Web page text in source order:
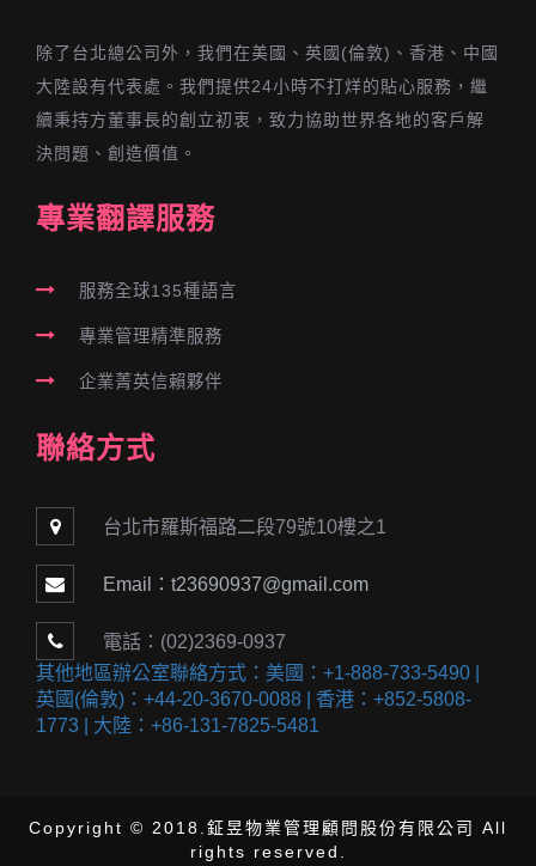
除了台北總公司外，我們在美國、英國(倫敦)、香港、中國
大陸設有代表處。我們提供24小時不打烊的貼心服務，繼
續秉持方董事長的創立初衷，致力協助世界各地的客戶解
決問題、創造價值。
專業翻譯服務
服務全球135種語言
專業管理精準服務
企業菁英信賴夥伴
聯絡方式
台北市羅斯福路二段79號10樓之1
Email：t23690937@gmail.com
電話：(02)2369-0937
其他地區辦公室聯絡方式：美國：+1-888-733-5490 |
英國(倫敦)：+44-20-3670-0088 | 香港：+852-5808-
1773 | 大陸：+86-131-7825-5481
Copyright © 2018.鉦昱物業管理顧問股份有限公司 All
rights reserved.